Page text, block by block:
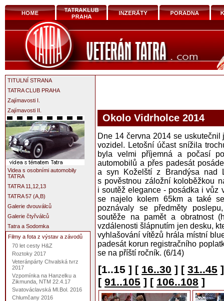
TITULNÍ STRANA
TATRA CLUB PRAHA
Zajímavosti I.
Zajímavosti II.
Videa s osobními automobily
TATRA
TATRA 11,12,13
TATRA 57 (A,B)
Galerie dvouválců
Galerie čtyřválců
Tatra a Sodomka
Filmy a fota z výstav a závodů
70 let cesty H&Z
Roztoky 2017
Veteránpárty Chvalská tvrz
2017
Vzpomínka na Hanzelku a
Zikmunda, NTM 22.4.17
Svatováclavská Ml.Bol. 2016
Chlumčany 2016
Okolo Vidrholce 2014
Dne 14 června 2014 se
vozidel. Letošní účast snížila
byla velmi příjemná a počasí
automobilů a přes padesát
a syn Koželští z Brandýsa nad
s pověstnou záložní koloběžkou
i soutěž elegance - posádka i vůz
se najelo kolem 65km a také
poznávaly se předměty
soutěže na pamět a obratnost
vzdálenosti šlápnutím jen desku,
vyhlašování vítězů hrála místní
padesát korun registračního
se na příští ročník. (6/14)
[1..15 ] [ 16..30 ] [ 31..45 ]
[ 91..105 ] [ 106..108 ]